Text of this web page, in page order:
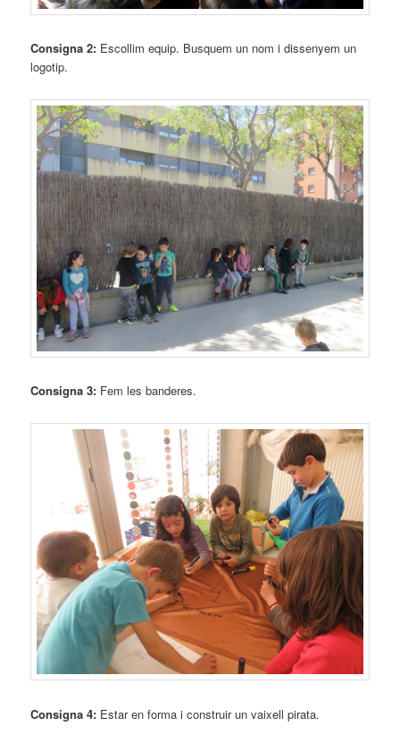
Consigna 2: Escollim equip. Busquem un nom i dissenyem un
logotip.
Consigna 3: Fem les banderes.
Consigna 4: Estar en forma i construir un vaixell pirata.